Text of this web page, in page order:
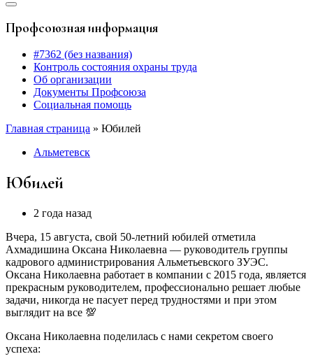
Профсоюзная информация
#7362 (без названия)
Контроль состояния охраны труда
Об организации
Документы Профсоюза
Социальная помощь
Главная страница » Юбилей
Альметевск
Юбилей
2 года назад
Вчера, 15 августа, свой 50-летний юбилей отметила
Ахмадишина Оксана Николаевна — руководитель группы
кадрового администрирования Альметьевского ЗУЭС.
Оксана Николаевна работает в компании с 2015 года, является
прекрасным руководителем, профессионально решает любые
задачи, никогда не пасует перед трудностями и при этом
выглядит на все 💯
Оксана Николаевна поделилась с нами секретом своего
успеха: